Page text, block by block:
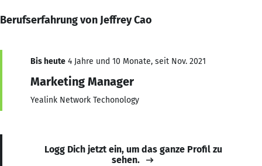
Berufserfahrung von Jeffrey Cao
Bis heute 4 Jahre und 10 Monate, seit Nov. 2021
Marketing Manager
Yealink Network Techonology
Logg Dich jetzt ein, um das ganze Profil zu
sehen.